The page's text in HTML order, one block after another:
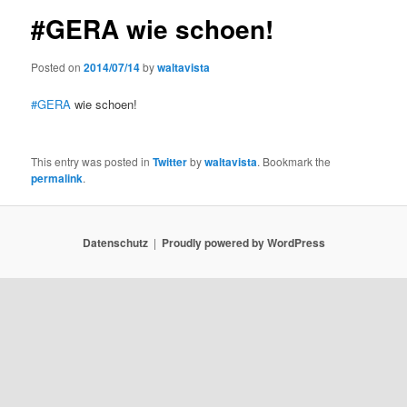
#GERA wie schoen!
Posted on2014/07/14bywaltavista
#GERA wie schoen!
This entry was posted inTwitterbywaltavista. Bookmark the
permalink.
Datenschutz Proudly powered by WordPress